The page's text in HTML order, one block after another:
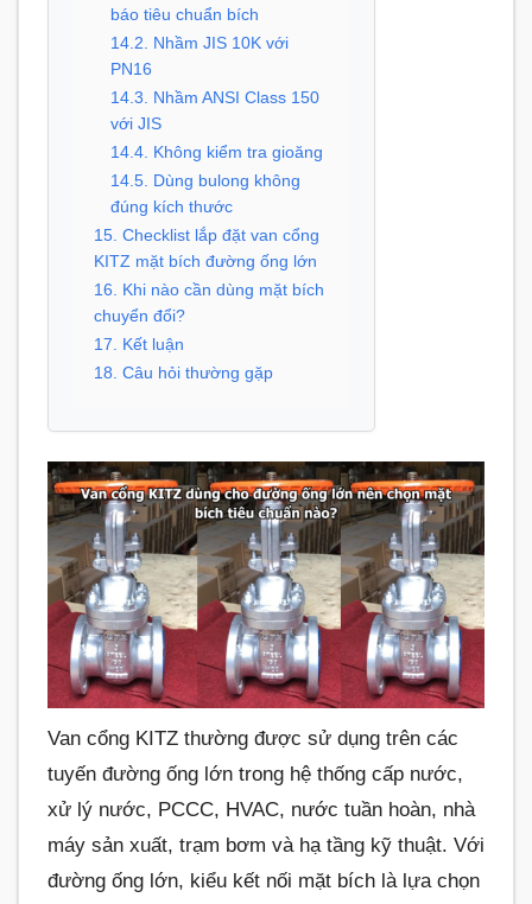
báo tiêu chuẩn bích
14.2. Nhầm JIS 10K với
PN16
14.3. Nhầm ANSI Class 150
với JIS
14.4. Không kiểm tra gioăng
14.5. Dùng bulong không
đúng kích thước
15. Checklist lắp đặt van cổng
KITZ mặt bích đường ống lớn
16. Khi nào cần dùng mặt bích
chuyển đổi?
17. Kết luận
18. Câu hỏi thường gặp
Van cổng KITZ thường được sử dụng trên các
tuyến đường ống lớn trong hệ thống cấp nước,
xử lý nước, PCCC, HVAC, nước tuần hoàn, nhà
máy sản xuất, trạm bơm và hạ tầng kỹ thuật. Với
đường ống lớn, kiểu kết nối mặt bích là lựa chọn